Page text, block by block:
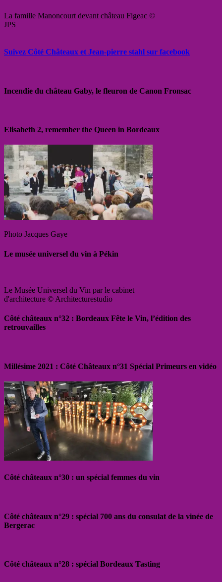
La famille Manoncourt devant château Figeac ©
JPS
Suivez Côté Châteaux et Jean-pierre stahl sur facebook
Incendie du château Gaby, le fleuron de Canon Fronsac
Elisabeth 2, remember the Queen in Bordeaux
Photo Jacques Gaye
Le musée universel du vin à Pékin
Le Musée Universel du Vin par le cabinet
d'architecture © Architecturestudio
Côté châteaux n°32 : Bordeaux Fête le Vin, l’édition des
retrouvailles
Millésime 2021 : Côté Châteaux n°31 Spécial Primeurs en vidéo
Côté châteaux n°30 : un spécial femmes du vin
Côté châteaux n°29 : spécial 700 ans du consulat de la vinée de
Bergerac
Côté châteaux n°28 : spécial Bordeaux Tasting